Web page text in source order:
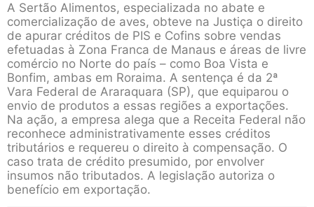
A Sertão Alimentos, especializada no abate e
comercialização de aves, obteve na Justiça o direito
de apurar créditos de PIS e Cofins sobre vendas
efetuadas à Zona Franca de Manaus e áreas de livre
comércio no Norte do país – como Boa Vista e
Bonfim, ambas em Roraima. A sentença é da 2ª
Vara Federal de Araraquara (SP), que equiparou o
envio de produtos a essas regiões a exportações.
Na ação, a empresa alega que a Receita Federal não
reconhece administrativamente esses créditos
tributários e requereu o direito à compensação. O
caso trata de crédito presumido, por envolver
insumos não tributados. A legislação autoriza o
benefício em exportação.